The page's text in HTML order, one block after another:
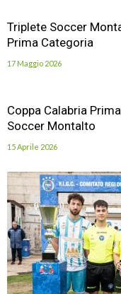
Triplete Soccer
Prima Categoria
17 Maggio 2026
Coppa Calabria
Soccer Montalto
15 Aprile 2026